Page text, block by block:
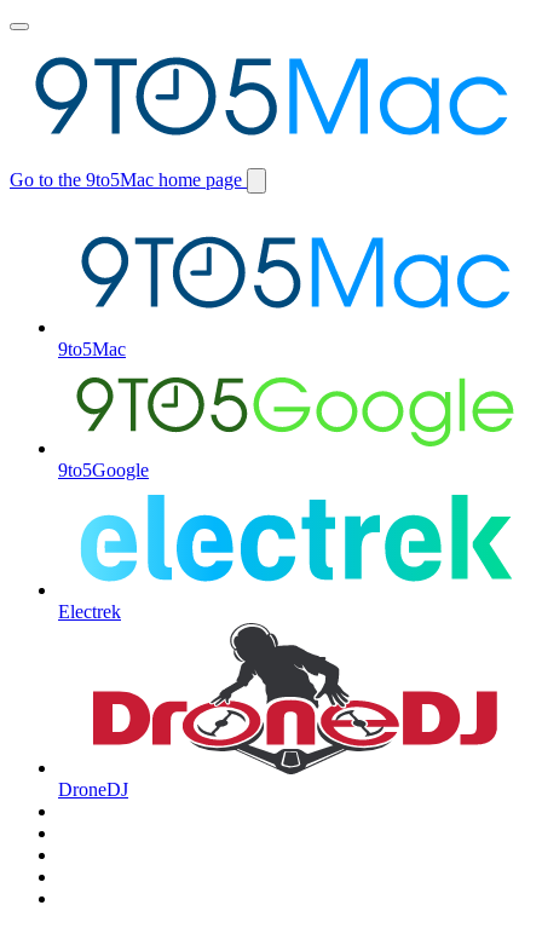
Toggle
menu
Go to the 9to5Mac home page
Switch
9to5Mac
9to5Google
Electrek
DroneDJ